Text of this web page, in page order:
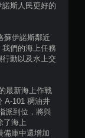
斯人民更好的
蘇伊諾斯鄰近
們的海上任務
動以及水上交
最新海上作戰
A-101 稠油井
派到位，將與
了海上
備庫中還增加